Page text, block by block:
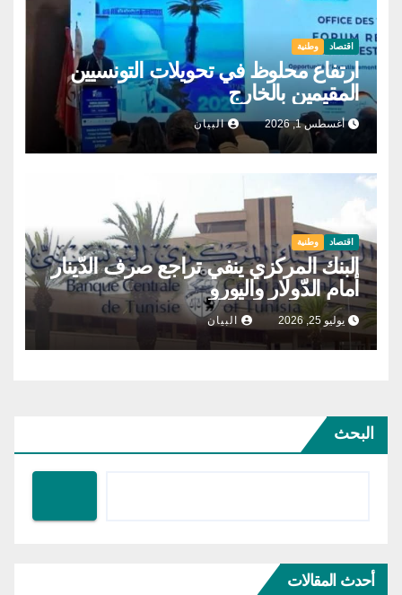
اقتصاد وطنية
ارتفاع محلوظ في تحويلات التونسيين
المقيمين بالخارج
أغسطس 1, 2026 البيان
اقتصاد وطنية
البنك المركزي ينفي تراجع صرف الدّينار
أمام الدّولار واليورو
يوليو 25, 2026 البيان
البحث
أحدث المقالات